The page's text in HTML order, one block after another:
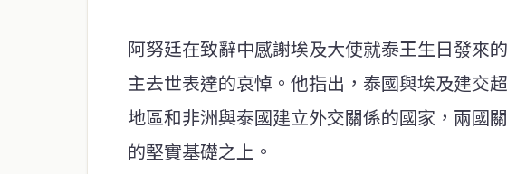
阿努廷在致辭中感謝埃及大使就泰王生日發來
主去世表達的哀悼。他指出，泰國與埃及建交
地區和非洲與泰國建立外交關係的國家，兩國
的堅實基礎之上。